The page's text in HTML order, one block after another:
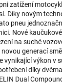
zatížení
Díky novým
pneu
Nové
na suché
generací
vynikající výkon v
díky
Dual